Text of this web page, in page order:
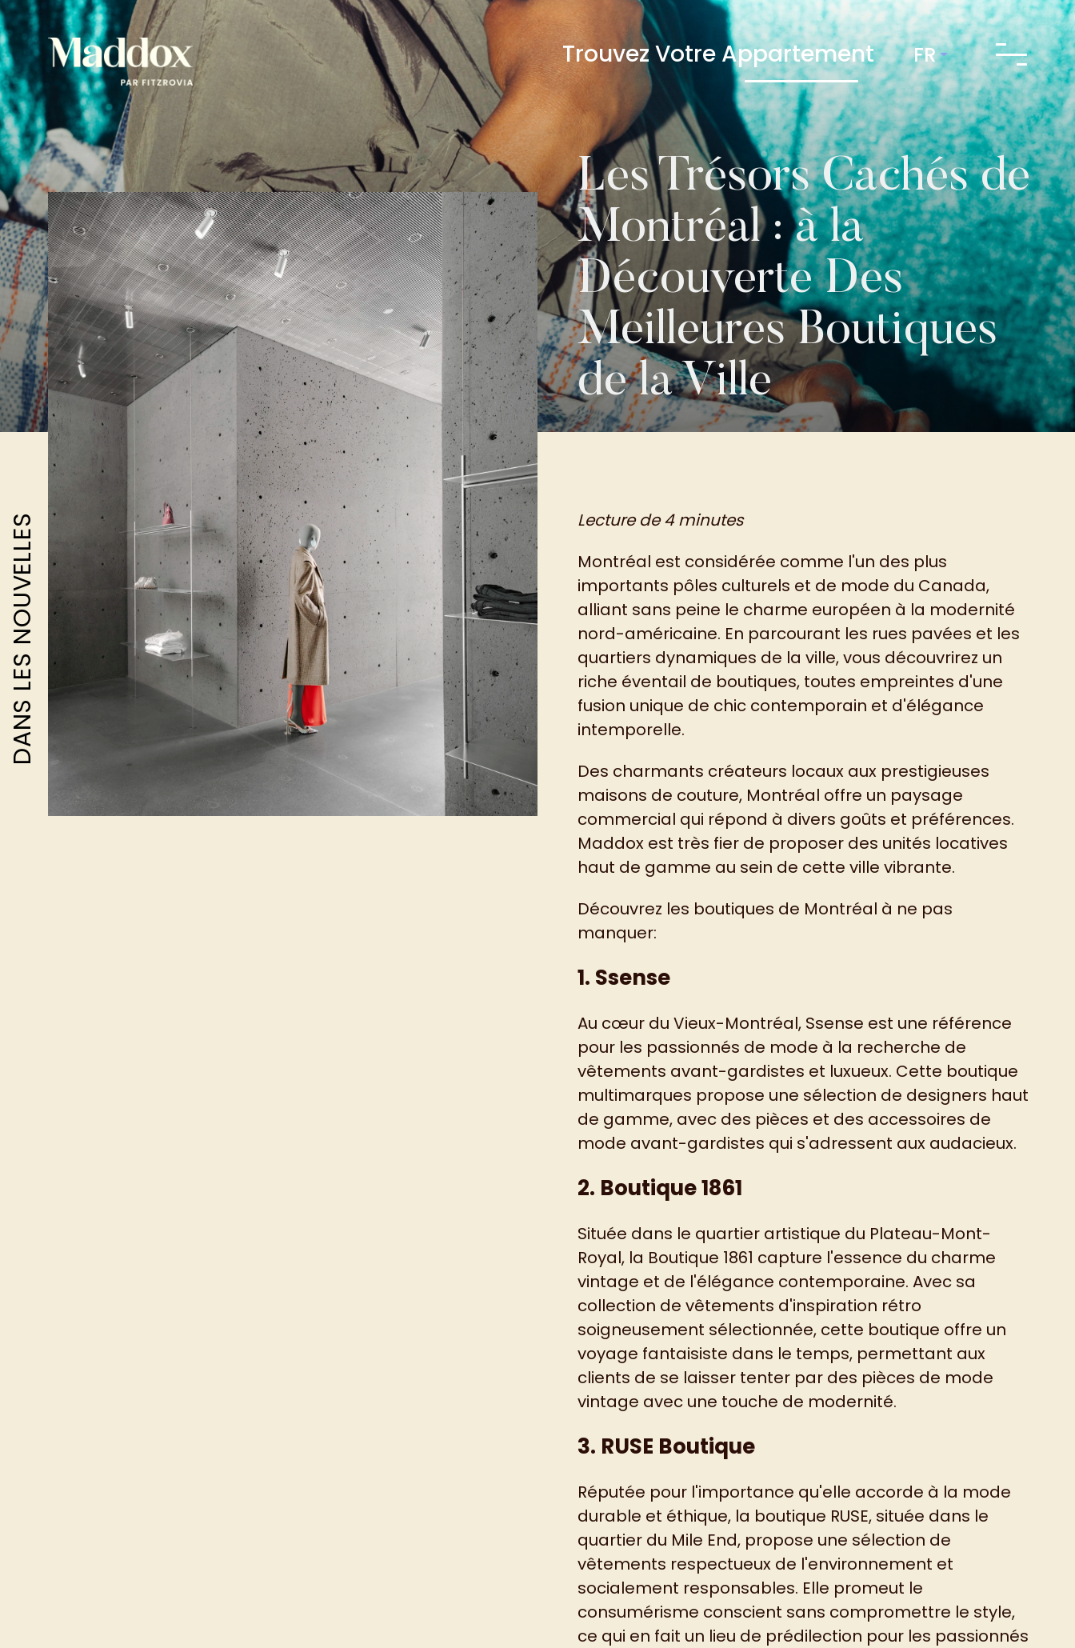
Trouvez Votre Appartement FR
Les Trésors Cachés de
Montréal : à la
Découverte Des
Meilleures Boutiques
de la Ville
DANS LES NOUVELLES
Lecture de 4 minutes
Montréal est considérée comme l'un des plus
importants pôles culturels et de mode du Canada,
alliant sans peine le charme européen à la modernité
nord-américaine. En parcourant les rues pavées et les
quartiers dynamiques de la ville, vous découvrirez un
riche éventail de boutiques, toutes empreintes d'une
fusion unique de chic contemporain et d'élégance
intemporelle.
Des charmants créateurs locaux aux prestigieuses
maisons de couture, Montréal offre un paysage
commercial qui répond à divers goûts et préférences.
Maddox est très fier de proposer des unités locatives
haut de gamme au sein de cette ville vibrante.
Découvrez les boutiques de Montréal à ne pas
manquer:
1. Ssense
Au cœur du Vieux-Montréal, Ssense est une référence
pour les passionnés de mode à la recherche de
vêtements avant-gardistes et luxueux. Cette boutique
multimarques propose une sélection de designers haut
de gamme, avec des pièces et des accessoires de
mode avant-gardistes qui s'adressent aux audacieux.
2. Boutique 1861
Située dans le quartier artistique du Plateau-Mont-
Royal, la Boutique 1861 capture l'essence du charme
vintage et de l'élégance contemporaine. Avec sa
collection de vêtements d'inspiration rétro
soigneusement sélectionnée, cette boutique offre un
voyage fantaisiste dans le temps, permettant aux
clients de se laisser tenter par des pièces de mode
vintage avec une touche de modernité.
3. RUSE Boutique
Réputée pour l'importance qu'elle accorde à la mode
durable et éthique, la boutique RUSE, située dans le
quartier du Mile End, propose une sélection de
vêtements respectueux de l'environnement et
socialement responsables. Elle promeut le
consumérisme conscient sans compromettre le style,
ce qui en fait un lieu de prédilection pour les passionnés